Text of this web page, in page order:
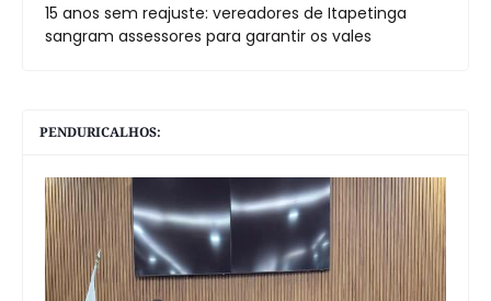
15 anos sem reajuste: vereadores de Itapetinga
sangram assessores para garantir os vales
PENDURICALHOS: